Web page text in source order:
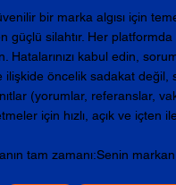
bir marka algısı için
güçlü silahtır. Her
Hatalarınızı kabul edin,
ilişkide öncelik sadakat değil,
(yorumlar, referanslar,
için hızlı, açık ve içten
tam zamanı:Senin